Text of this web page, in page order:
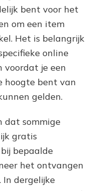
bent voor het
om een item
Het is belangrijk
online
voordat je een
hoogte bent van
gelden.
dat sommige
gratis
bepaalde
het ontvangen
In dergelijke